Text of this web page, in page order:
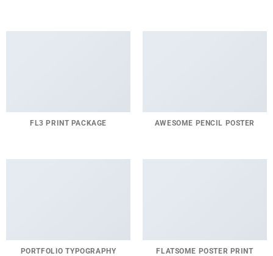
FL3 PRINT PACKAGE AWESOME PENCIL POSTER
PORTFOLIO TYPOGRAPHY FLATSOME POSTER PRINT